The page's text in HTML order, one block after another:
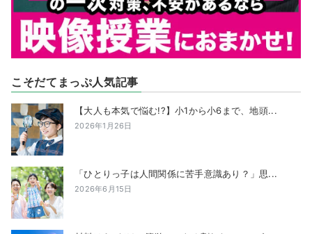
こそだてまっぷ人気記事
【大人も本気で悩む!?】小1から小6まで、地頭...
2026年1月26日
「ひとりっ子は人間関係に苦手意識あり？」思...
2026年6月15日